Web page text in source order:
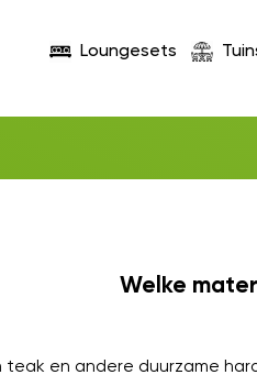
Loungesets
Welke
en andere duurzame